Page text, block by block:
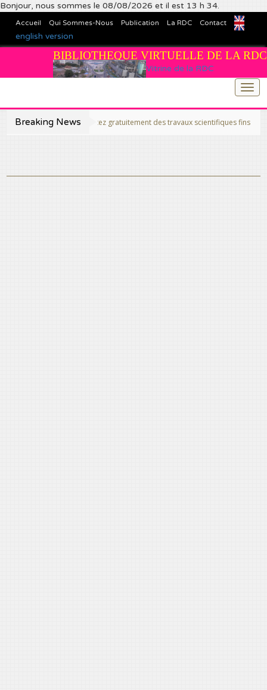
Bonjour, nous sommes le 08/08/2026 et il est 13 h 34.
Accueil Qui Sommes-Nous Publication La RDC Contact
english version
Vitrine de la RDC
BIBLIOTHEQUE VIRTUELLE DE LA RDC
Breaking News
et consultez gratuitement des travaux scientifiques fins prêts, cela